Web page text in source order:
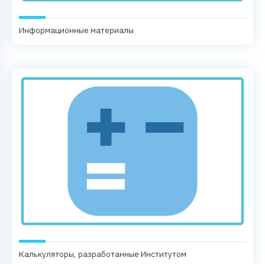
Информационные материалы
Калькуляторы, разработанные Институтом